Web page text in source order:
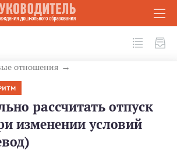
отношения
рассчитать отпуск
изменении условий